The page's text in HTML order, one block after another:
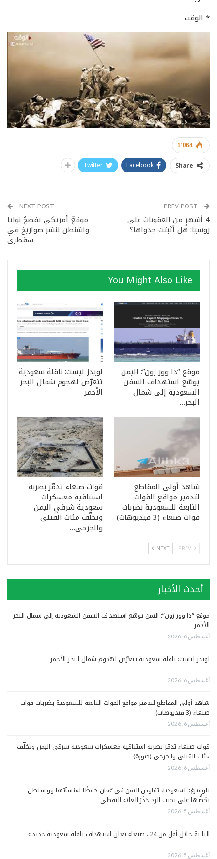
* الوقت
1٬064
Share
Facebook
Twitter
4 أشهرٍ من العقوبات على
روسيا: هل أثبتت جدواها؟
NEXT POST
موقعٌ أمريكي يفضحُ نوايا
واشنطن لنشر صواريخ في
سقطرى
You Might Also Like
موقع “ذا وور زون”: اليمن
يوسّع استهداف السفن
السعودية إلى شمال
البحر…
لويدز ليست: ناقلة سعودية
تتعرّض لهجوم شمال البحر
الأحمر
شاهد أولى المقاطع
لتدمير مواقع القوات
التابعة للسعودية بضربات
قوات صنعاء (3 فيديوهات)
قوات صنعاء تدمّر بضربة
استباقية معسكرات
سعودية شرقي اليمن
وتخلّف مئات القتلى
والجرحى…
NEXT
أحدث الأخبار
موقع “ذا وور زون”: اليمن يوسّع استهداف السفن السعودية إلى شمال البحر
الأحمر
أغسطس 6, 2026
لويدز ليست: ناقلة سعودية تتعرّض لهجوم شمال البحر الأحمر
أغسطس 6, 2026
شاهد أولى المقاطع لتدمير مواقع القوات التابعة للسعودية بضربات قوات
صنعاء (3 فيديوهات)
أغسطس 6, 2026
قوات صنعاء تدمّر بضربة استباقية معسكرات سعودية شرقي اليمن وتخلّف
مئات القتلى والجرحى (صورة)
أغسطس 6, 2026
بلومبرغ: السعودية تفاوض اليمن في عُمان حفظًا لمنشآتها وواشنطن
تحُضُّها على تجنب الرد حَذَرَ الغلاء النفطي
أغسطس 5, 2026
الثانية خلال أقل من 24.. صنعاء تعلن استهداف ناقلة سعودية جديدة
أغسطس 5, 2026